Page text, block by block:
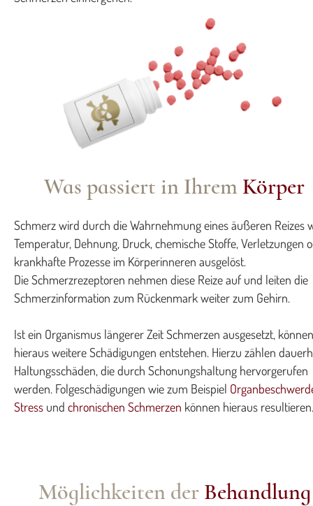
Was passiert in Ihrem Körper
Möglichkeiten der Behandlung
Schmerz wird durch die Wahrnehmung eines äußeren Reizes
Temperatur, Dehnung, Druck, chemische Stoffe, Verletzungen
krankhafte Prozesse im Körperinneren ausgelöst.
Die Schmerzrezeptoren nehmen diese Reize auf und leiten die
Schmerzinformation zum Rückenmark weiter zum Gehirn.
Ist ein Organismus längerer Zeit Schmerzen ausgesetzt, können
hieraus weitere Schädigungen entstehen. Hierzu zählen
Haltungsschäden, die durch Schonungshaltung hervorgerufen
werden. Folgeschädigungen wie zum Beispiel
Stress und chronischen Schmerzen können hieraus resultieren.